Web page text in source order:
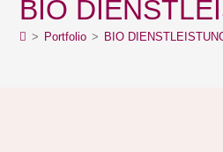
BIO
> Portfolio > BIO